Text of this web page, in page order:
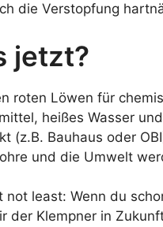
die Verstopfung
jetzt?
roten Löwen für
heißes Wasser
(z.B. Bauhaus oder
und die Umwelt
not least: Wenn du
der Klempner in